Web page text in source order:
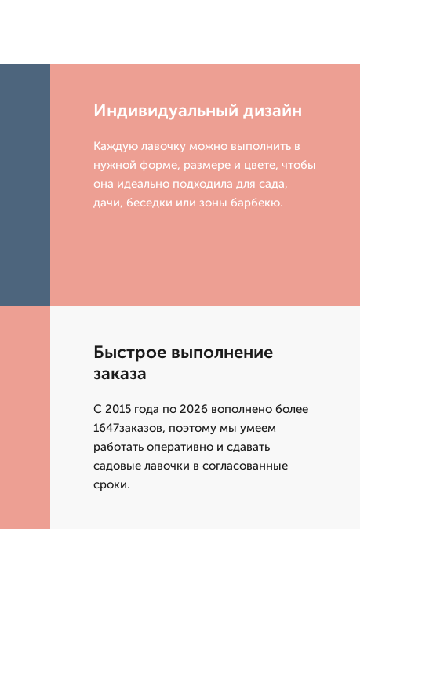
Индивидуальный дизайн
Каждую лавочку можно выполнить в
нужной форме, размере и цвете, чтобы
она идеально подходила для сада,
дачи, беседки или зоны барбекю.
Быстрое выполнение
заказа
С 2015 года по 2026 вополнено более
1647заказов, поэтому мы умеем
работать оперативно и сдавать
садовые лавочки в согласованные
сроки.